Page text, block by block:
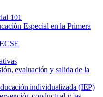
101
Especial en la Primera
evaluación y salida de la
individualizada (IEP)